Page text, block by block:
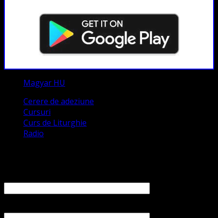
Magyar HU
Cerere de adeziune
Cursuri
Curs de Liturghie
Radio